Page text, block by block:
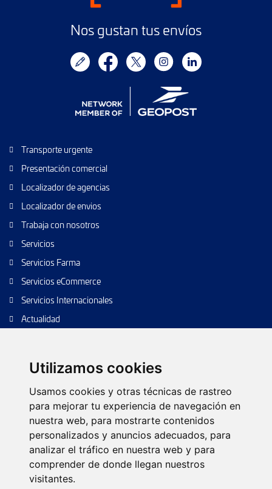
Utilizamos cookies
Usamos cookies y otras técnicas de rastreo
para mejorar tu experiencia de navegación en
nuestra web, para mostrarte contenidos
personalizados y anuncios adecuados, para
analizar el tráfico en nuestra web y para
comprender de donde llegan nuestros
visitantes.
Nos gustan tus envíos
Transporte urgente
Presentación comercial
Localizador de agencias
Localizador de envios
Trabaja con nosotros
Servicios
Servicios Farma
Servicios eCommerce
Servicios Internacionales
Actualidad
Envíos de calidad
Envíos Baratos
Política de cookies Configurar cookies
Política de privacidad
Aviso legal
Árbol web Contacto